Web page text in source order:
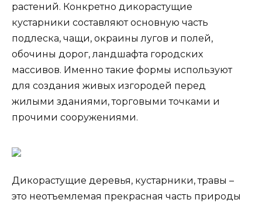
растений. Конкретно дикорастущие
кустарники составляют основную часть
подлеска, чащи, окраины лугов и полей,
обочины дорог, ландшафта городских
массивов. Именно такие формы используют
для создания живых изгородей перед
жилыми зданиями, торговыми точками и
прочими сооружениями.
Дикорастущие деревья, кустарники, травы –
это неотъемлемая прекрасная часть природы